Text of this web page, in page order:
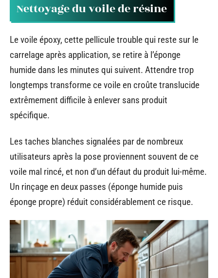
Nettoyage du voile de résine
Le voile époxy, cette pellicule trouble qui reste sur le
carrelage après application, se retire à l’éponge
humide dans les minutes qui suivent. Attendre trop
longtemps transforme ce voile en croûte translucide
extrêmement difficile à enlever sans produit
spécifique.
Les taches blanches signalées par de nombreux
utilisateurs après la pose proviennent souvent de ce
voile mal rincé, et non d’un défaut du produit lui-même.
Un rinçage en deux passes (éponge humide puis
éponge propre) réduit considérablement ce risque.